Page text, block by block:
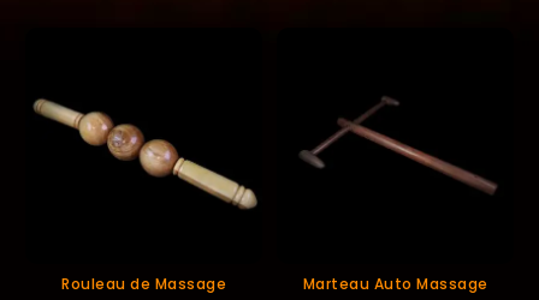
Rouleau de Massage
Marteau Auto Massage